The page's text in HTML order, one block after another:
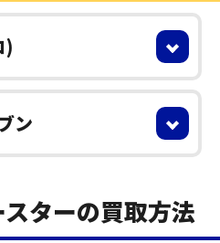
)
ン
ターの買取方法